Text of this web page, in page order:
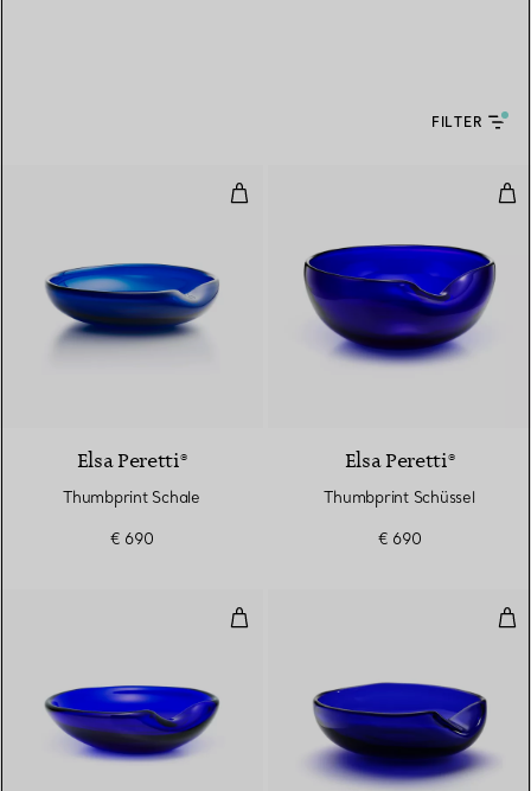
FILTER
Thumbprint Schale
Elsa Peretti®
Thumbprint Schale
€ 690
Elsa Peretti®
Thumbprint Schüssel
€ 690
Thumbprint Schale